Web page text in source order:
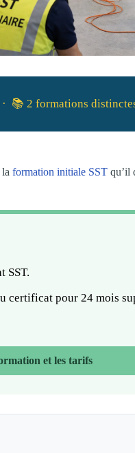
📚 2 formations
formation initiale SST qu’il
SST.
certificat pour 24 mois
et les tarifs